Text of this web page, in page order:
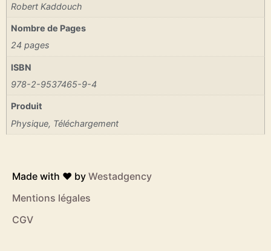
Robert Kaddouch
Nombre de Pages
24 pages
ISBN
978-2-9537465-9-4
Produit
Physique, Téléchargement
Made with ❤️ by Westadgency
Mentions légales
CGV